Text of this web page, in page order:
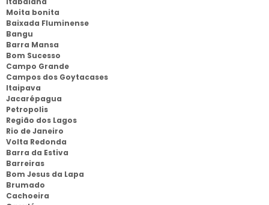
Moita bonita
Baixada Fluminense
Bangu
Barra Mansa
Bom Sucesso
Campo Grande
Campos dos Goytacases
Itaipava
Jacarépagua
Petropolis
Região dos Lagos
Rio de Janeiro
Volta Redonda
Barra da Estiva
Barreiras
Bom Jesus da Lapa
Brumado
Cachoeira